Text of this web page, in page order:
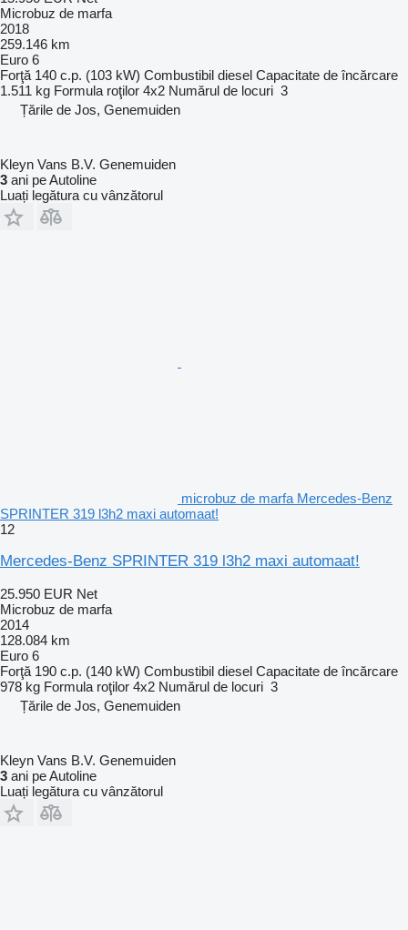
Microbuz de marfa
2018
259.146 km
Euro 6
Forţă 140 c.p. (103 kW) Combustibil diesel Capacitate de încărcare
1.511 kg Formula roţilor 4x2 Numărul de locuri 3
Țările de Jos, Genemuiden
Kleyn Vans B.V. Genemuiden
3 ani pe Autoline
Luați legătura cu vânzătorul
microbuz de marfa Mercedes-Benz
SPRINTER 319 l3h2 maxi automaat!
12
Mercedes-Benz SPRINTER 319 l3h2 maxi automaat!
25.950 EUR Net
Microbuz de marfa
2014
128.084 km
Euro 6
Forţă 190 c.p. (140 kW) Combustibil diesel Capacitate de încărcare
978 kg Formula roţilor 4x2 Numărul de locuri 3
Țările de Jos, Genemuiden
Kleyn Vans B.V. Genemuiden
3 ani pe Autoline
Luați legătura cu vânzătorul